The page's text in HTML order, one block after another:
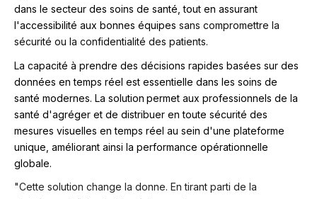
dans le secteur des soins de santé, tout en assurant
l'accessibilité aux bonnes équipes sans compromettre la
sécurité ou la confidentialité des patients.
La capacité à prendre des décisions rapides basées sur des
données en temps réel est essentielle dans les soins de
santé modernes. La solution permet aux professionnels de la
santé d'agréger et de distribuer en toute sécurité des
mesures visuelles en temps réel au sein d'une plateforme
unique, améliorant ainsi la performance opérationnelle
globale.
"Cette solution change la donne. En tirant parti de la